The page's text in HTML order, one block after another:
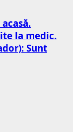
la medic.
Sunt